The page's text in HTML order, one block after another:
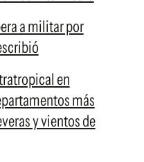
a militar por
en
más
y vientos de